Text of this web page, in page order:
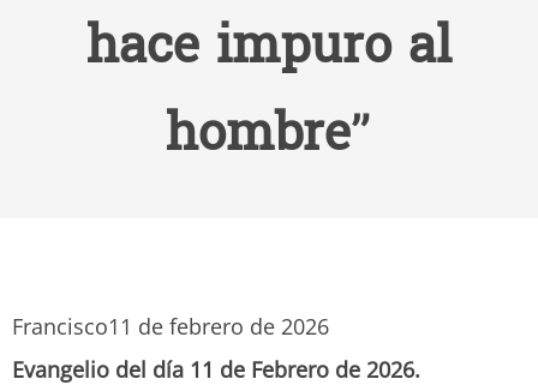
hace impuro al
hombre”
Francisco11 de febrero de 2026
Evangelio del día 11 de Febrero de 2026.